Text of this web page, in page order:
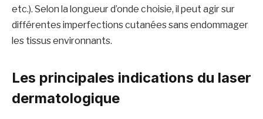
etc.). Selon la longueur d’onde choisie, il peut agir sur
différentes imperfections cutanées sans endommager
les tissus environnants.
Les principales indications du laser
dermatologique